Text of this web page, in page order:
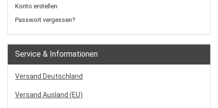
Konto erstellen
Passwort vergessen?
Service & Informationen
Versand Deutschland
Versand Ausland (EU)